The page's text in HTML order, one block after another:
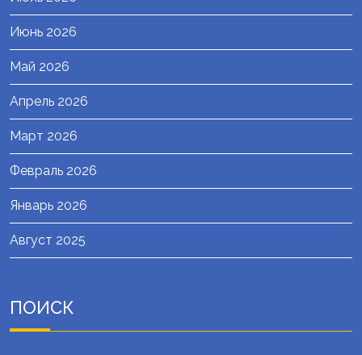
Июнь 2026
Май 2026
Апрель 2026
Март 2026
Февраль 2026
Январь 2026
Август 2025
ПОИСК